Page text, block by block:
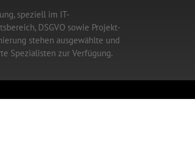
speziell im IT-
DSGVO sowie Projekt-
stehen ausgewählte und
Spezialisten zur Verfügung.